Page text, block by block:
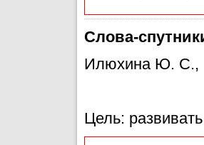
Слова-
Илюхина Ю. С.,
Цель: